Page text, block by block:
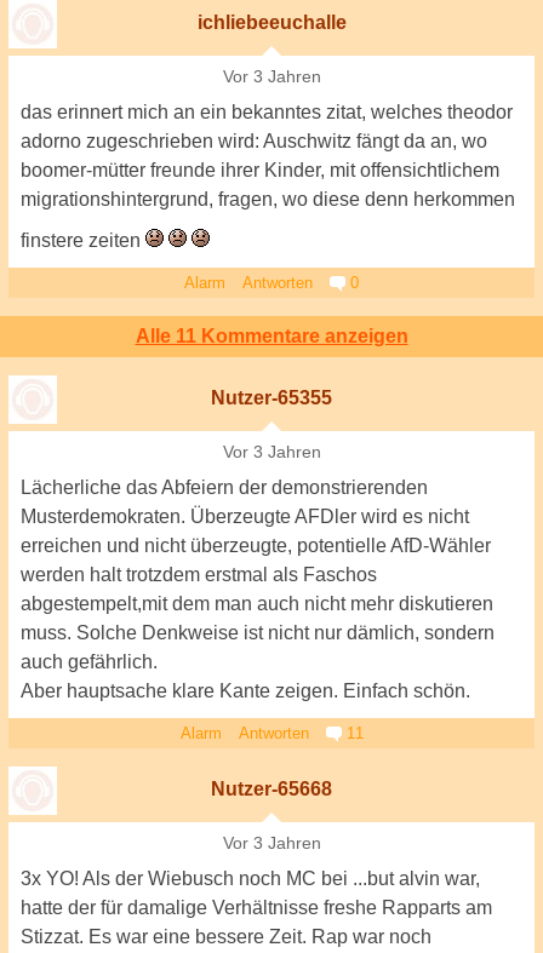
ichliebeeuchalle
Vor 3 Jahren
das erinnert mich an ein bekanntes zitat, welches theodor
adorno zugeschrieben wird: Auschwitz fängt da an, wo
boomer-mütter freunde ihrer Kinder, mit offensichtlichem
migrationshintergrund, fragen, wo diese denn herkommen
finstere zeiten
Alarm Antworten 0
Alle 11 Kommentare anzeigen
Nutzer-65355
Vor 3 Jahren
Lächerliche das Abfeiern der demonstrierenden
Musterdemokraten. Überzeugte AFDler wird es nicht
erreichen und nicht überzeugte, potentielle AfD-Wähler
werden halt trotzdem erstmal als Faschos
abgestempelt,mit dem man auch nicht mehr diskutieren
muss. Solche Denkweise ist nicht nur dämlich, sondern
auch gefährlich.
Aber hauptsache klare Kante zeigen. Einfach schön.
Alarm Antworten 11
Nutzer-65668
Vor 3 Jahren
3x YO! Als der Wiebusch noch MC bei ...but alvin war,
hatte der für damalige Verhältnisse freshe Rapparts am
Stizzat. Es war eine bessere Zeit. Rap war noch